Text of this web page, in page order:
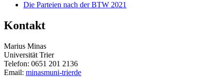
Die Parteien nach der BTW 2021
Kontakt
Marius Minas
Universität Trier
Telefon: 0651 201 2136
Email: minasmuni-trierde